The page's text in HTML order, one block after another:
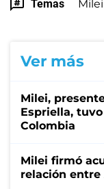
Temas Milei
Ver más
Milei,
Espriella,
Colombia
Milei firmó
relación